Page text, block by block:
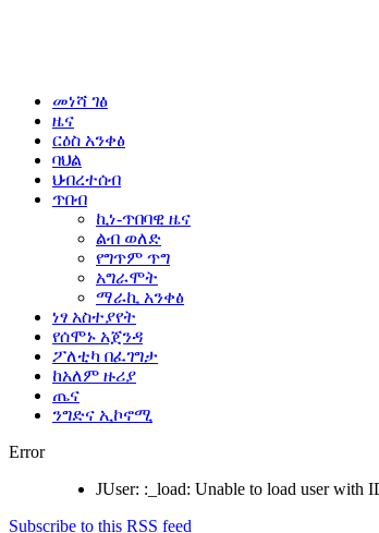
መነሻ ገፅ
ዜና
ርዕስ አንቀፅ
ባህል
ህብረተሰብ
ጥበብ
ኪነ-ጥበባዊ ዜና
ልብ ወለድ
የግጥም ጥግ
አግራሞት
ማራኪ አንቀፅ
ነፃ አስተያየት
የሰሞኑ አጀንዳ
ፖለቲካ በፈገግታ
ከአለም ዙሪያ
ጤና
ንግድና ኢኮኖሚ
Error
JUser: :_load: Unable to load user with
Subscribe to this RSS feed